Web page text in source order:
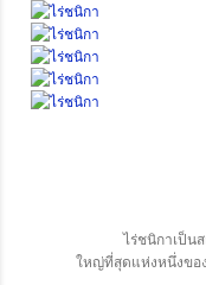
ไร่ชนิกาเป็น
ใหญ่ที่สุดแห่งหนึ่งขอ